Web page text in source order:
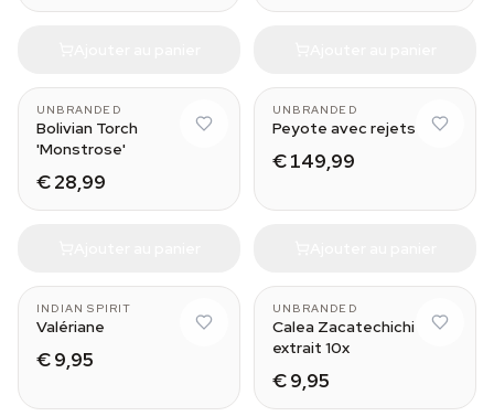
UNBRANDED
Bolivian Torch
'Monstrose'
€ 28,99
UNBRANDED
Peyote avec rejets
€ 149,99
INDIAN SPIRIT
Valériane
€ 9,95
UNBRANDED
Calea Zacatechichi
extrait 10x
€ 9,95